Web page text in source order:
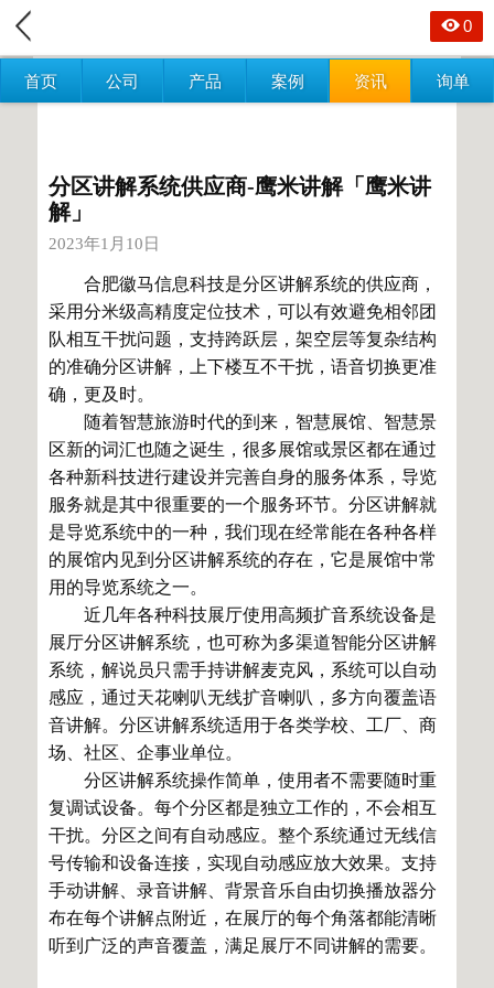
首页 公司 产品 案例 资讯 询单
0
分区讲解系统供应商-鹰米讲解「鹰米讲
解」
2023年1月10日
合肥徽马信息科技是分区讲解系统的供应商，
采用分米级高精度定位技术，可以有效避免相邻团
队相互干扰问题，支持跨跃层，架空层等复杂结构
的准确分区讲解，上下楼互不干扰，语音切换更准
确，更及时。
随着智慧旅游时代的到来，智慧展馆、智慧景
区新的词汇也随之诞生，很多展馆或景区都在通过
各种新科技进行建设并完善自身的服务体系，导览
服务就是其中很重要的一个服务环节。分区讲解就
是导览系统中的一种，我们现在经常能在各种各样
的展馆内见到分区讲解系统的存在，它是展馆中常
用的导览系统之一。
近几年各种科技展厅使用高频扩音系统设备是
展厅分区讲解系统，也可称为多渠道智能分区讲解
系统，解说员只需手持讲解麦克风，系统可以自动
感应，通过天花喇叭无线扩音喇叭，多方向覆盖语
音讲解。分区讲解系统适用于各类学校、工厂、商
场、社区、企事业单位。
分区讲解系统操作简单，使用者不需要随时重
复调试设备。每个分区都是独立工作的，不会相互
干扰。分区之间有自动感应。整个系统通过无线信
号传输和设备连接，实现自动感应放大效果。支持
手动讲解、录音讲解、背景音乐自由切换播放器分
布在每个讲解点附近，在展厅的每个角落都能清晰
听到广泛的声音覆盖，满足展厅不同讲解的需要。